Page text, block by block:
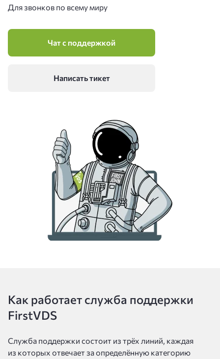
Для звонков по всему миру
Чат с поддержкой
Написать тикет
Как работает служба поддержки
FirstVDS
Служба поддержки состоит из трёх линий, каждая
из которых отвечает за определённую категорию